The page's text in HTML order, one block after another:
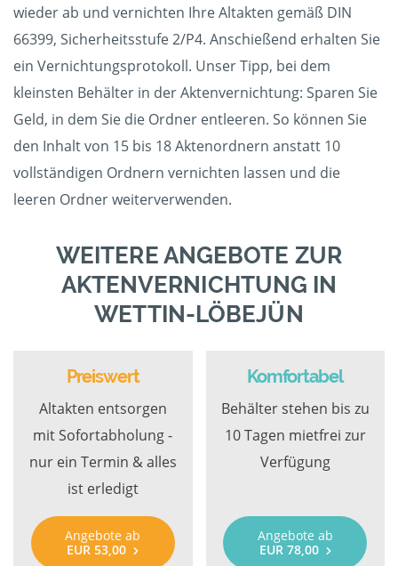
wieder ab und vernichten Ihre Altakten gemäß DIN
66399, Sicherheitsstufe 2/P4. Anschießend erhalten Sie
ein Vernichtungsprotokoll. Unser Tipp, bei dem
kleinsten Behälter in der Aktenvernichtung: Sparen Sie
Geld, in dem Sie die Ordner entleeren. So können Sie
den Inhalt von 15 bis 18 Aktenordnern anstatt 10
vollständigen Ordnern vernichten lassen und die
leeren Ordner weiterverwenden.
WEITERE ANGEBOTE ZUR
AKTENVERNICHTUNG IN
WETTIN-LÖBEJÜN
Preiswert
Altakten entsorgen
mit Sofortabholung -
nur ein Termin & alles
ist erledigt
Angebote ab
EUR 53,00
Komfortabel
Behälter stehen bis zu
10 Tagen mietfrei zur
Verfügung
Angebote ab
EUR 78,00